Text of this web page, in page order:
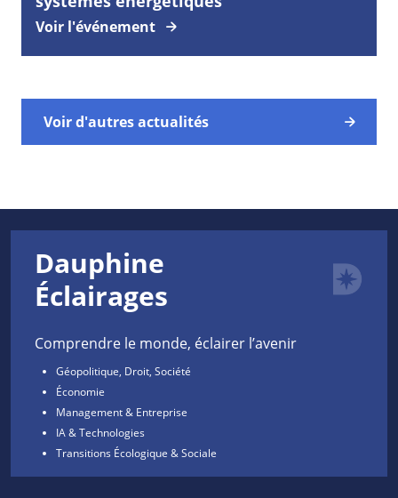
Voir l'événement
Voir d'autres actualités
Dauphine
Éclairages
Comprendre le monde, éclairer l’avenir
Géopolitique, Droit, Société
Économie
Management & Entreprise
IA & Technologies
Transitions Écologique & Sociale